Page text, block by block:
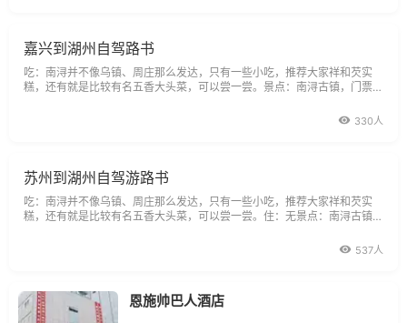
嘉兴到湖州自驾路书
吃：南浔并不像乌镇、周庄那么发达，只有一些小吃，推荐大家祥和芡实
糕，还有就是比较有名五香大头菜，可以尝一尝。景点：南浔古镇，门票1
经济发达，人文荟萃，环境秀美，且名胜古迹甚多，在明清时代就是一个典
330人
苏州到湖州自驾游路书
吃：南浔并不像乌镇、周庄那么发达，只有一些小吃，推荐大家祥和芡实
糕，还有就是比较有名五香大头菜，可以尝一尝。住：无景点：南浔古镇，
悠久，经济发达，人文荟萃，环境秀美，且名胜古迹甚多，在明清时代就是
537人
恩施帅巴人酒店